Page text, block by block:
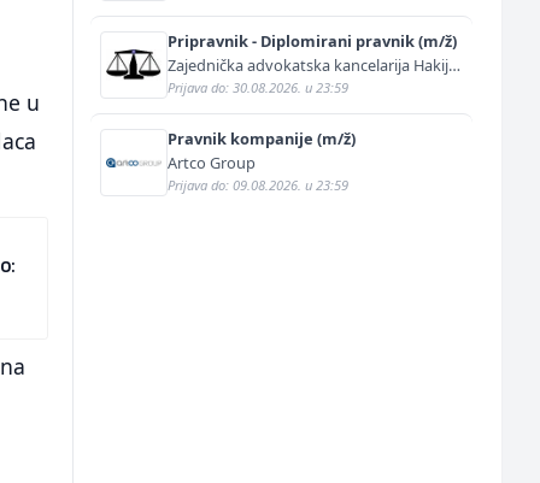
u
Pripravnik - Diplomirani pravnik (m/ž)
Zajednička advokatska kancelarija Hakija
Kurtović i Adis Kurtović
Prijava do: 30.08.2026. u 23:59
Pravnik kompanije (m/ž)
Artco Group
Prijava do: 09.08.2026. u 23:59